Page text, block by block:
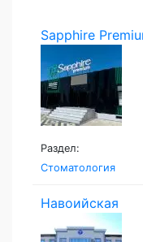
Sapphire
Раздел:
Стоматология
Навоийская
Семейная...